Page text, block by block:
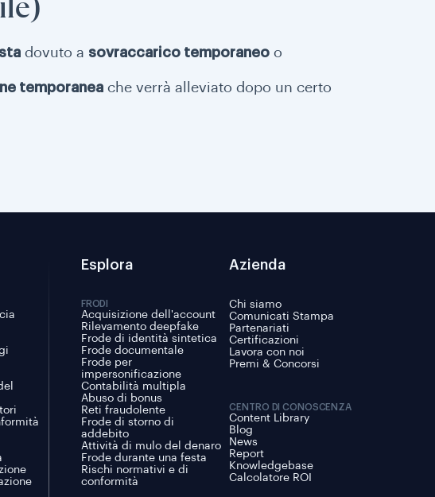
dovuto a sovraccarico temporaneo o
temporanea che verrà alleviato dopo un certo
Esplora
FRODI
Acquisizione dell'account
Rilevamento deepfake
Frode di identità sintetica
Frode documentale
Frode per
impersonificazione
Contabilità multipla
Abuso di bonus
Reti fraudolente
Frode di storno di
addebito
Attività di mulo del denaro
Frode durante una festa
Rischi normativi e di
conformità
Azienda
Chi siamo
Comunicati Stampa
Partenariati
Certificazioni
Lavora con noi
Premi & Concorsi
CENTRO DI CONOSCENZA
Content Library
Blog
News
Report
Knowledgebase
Calcolatore ROI